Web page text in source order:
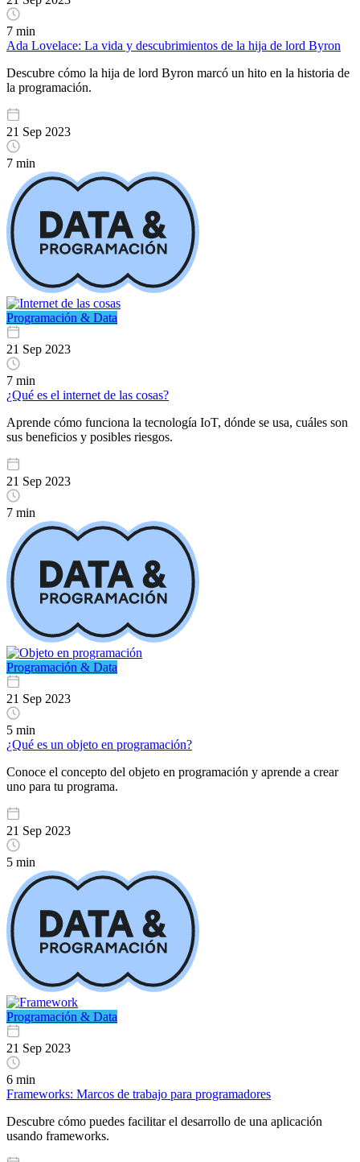
7 min
Ada Lovelace: La vida y descubrimientos de la hija de lord Byron
Descubre cómo la hija de lord Byron marcó un hito en la historia de
la programación.
21 Sep 2023
7 min
Programación & Data
21 Sep 2023
7 min
¿Qué es el internet de las cosas?
Aprende cómo funciona la tecnología IoT, dónde se usa, cuáles son
sus beneficios y posibles riesgos.
21 Sep 2023
7 min
Programación & Data
21 Sep 2023
5 min
¿Qué es un objeto en programación?
Conoce el concepto del objeto en programación y aprende a crear
uno para tu programa.
21 Sep 2023
5 min
Programación & Data
21 Sep 2023
6 min
Frameworks: Marcos de trabajo para programadores
Descubre cómo puedes facilitar el desarrollo de una aplicación
usando frameworks.